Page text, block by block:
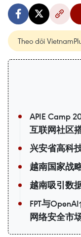
Theo dõi
APIE Camp
互联网社区
兴安省高科
越南国家战
越南吸引数
FPT与
网络安全市